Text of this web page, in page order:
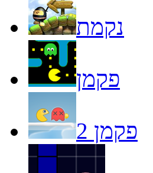
נקמת
פקמן
פקמן 2